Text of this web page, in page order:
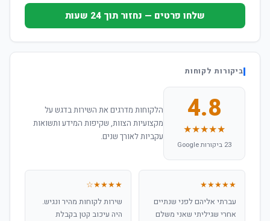
שלחו פרטים — נחזור תוך 24 שעות
ביקורות לקוחות
4.8
★★★★★
23 ביקורות Google
הלקוחות מדרגים את השירות בדגש על
מקצועיות הצוות, שקיפות המידע ותשואות
עקביות לאורך שנים.
★★★★★
עברתי אליהם לפני שנתיים
אחרי שגיליתי שאני משלם
★★★★☆
שירות לקוחות מהיר ונגיש.
היה עיכוב קטן בקבלת